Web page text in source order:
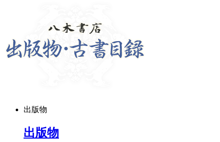
出版物
出版物